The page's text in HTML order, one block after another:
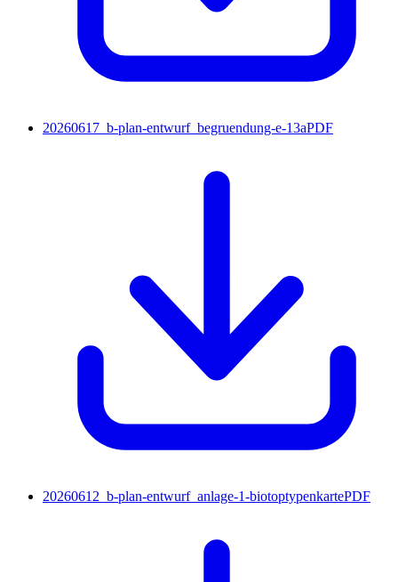
20260617_b-plan-entwurf_begruendung-e-13aPDF
20260612_b-plan-entwurf_anlage-1-biotoptypenkartePDF